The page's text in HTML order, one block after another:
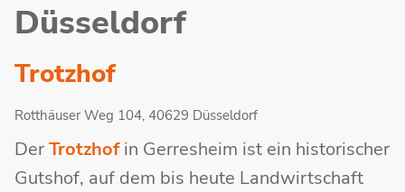
Düsseldorf
Trotzhof
Rotthäuser Weg 104, 40629 Düsseldorf
DerTrotzhofin Gerresheim ist ein historischer
Gutshof, auf dem bis heute Landwirtschaft